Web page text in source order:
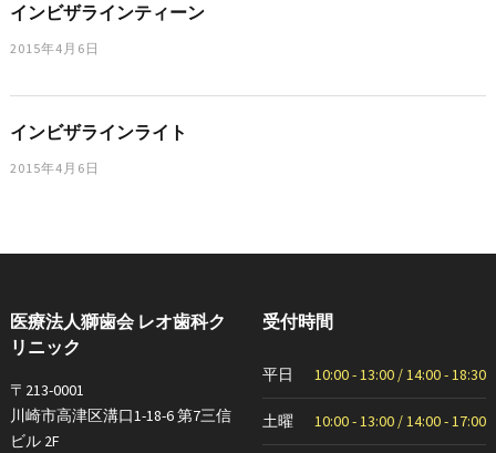
インビザラインティーン
2015年4月6日
インビザラインライト
2015年4月6日
医療法人獅歯会 レオ歯科ク
リニック
〒213-0001
川崎市高津区溝口1-18-6 第7三信
ビル 2F
受付時間
平日 10:00 - 13:00 / 14:00 - 18:30
土曜 10:00 - 13:00 / 14:00 - 17:00